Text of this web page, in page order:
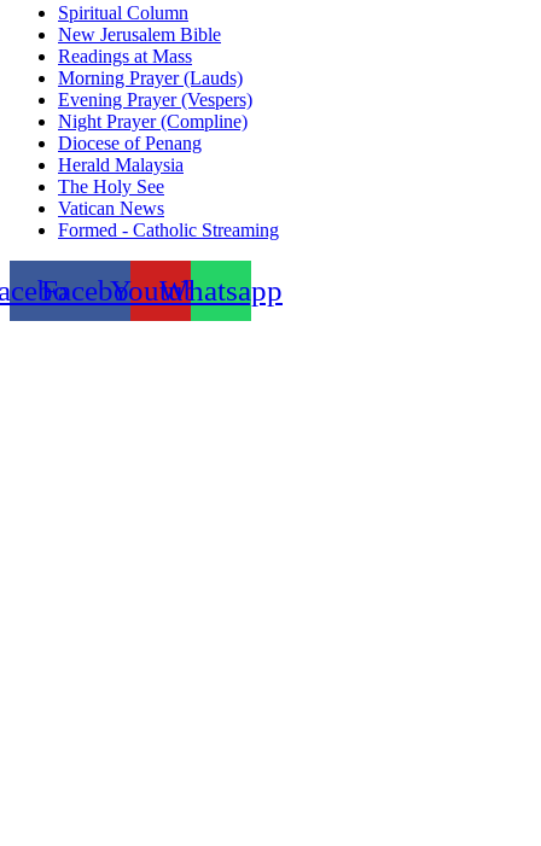
Spiritual Column
New Jerusalem Bible
Readings at Mass
Morning Prayer (Lauds)
Evening Prayer (Vespers)
Night Prayer (Compline)
Diocese of Penang
Herald Malaysia
The Holy See
Vatican News
Formed - Catholic Streaming
FacebookYoutubeWhatsapp